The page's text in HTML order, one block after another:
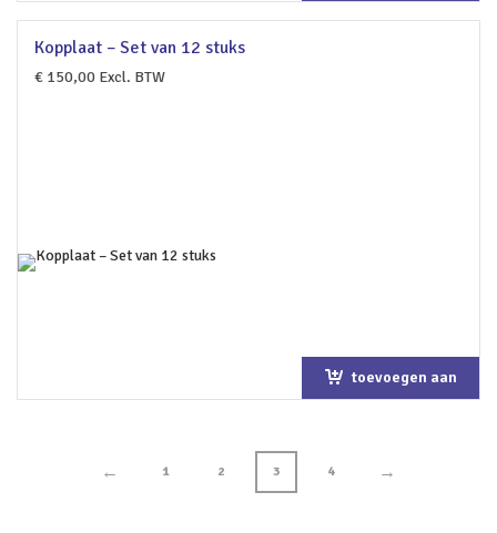
winkelwagen
Kopplaat – Set van 12 stuks
€ 150,00 Excl. BTW
toevoegen aan
← 1 2 3 4 →